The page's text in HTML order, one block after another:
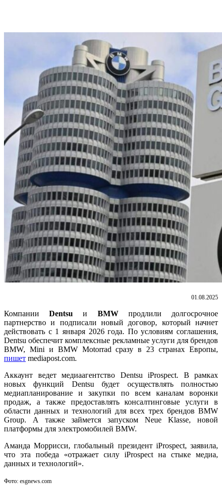
01.08.2025
КомпанииDentsu и BMWпродлили долгосрочное
партнерство и подписали новый договор, который начнет
действовать с 1 января 2026 года. По условиям соглашения,
Dentsu обеспечит комплексные рекламные услуги для брендов
BMW, Mini и BMW Motorrad сразу в 23 странах Европы,
пишет mediapost.com.
Аккаунт ведет медиаагентство Dentsu iProspect. В рамках
новых функций Dentsu будет осуществлять полностью
медиапланирование и закупки по всем каналам воронки
продаж, а также предоставлять консалтинговые услуги в
области данных и технологий для всех трех брендов BMW
Group. А также займется запуском Neue Klasse, новой
платформы для электромобилей BMW.
Аманда Моррисси, глобальный президент iProspect, заявила,
что эта победа «отражает силу iProspect на стыке медиа,
данных и технологий».
Фото: esgnews.com